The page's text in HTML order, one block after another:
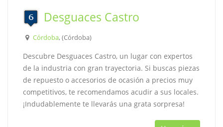
Desguaces Castro
Córdoba, (Córdoba)
Descubre Desguaces Castro, un lugar con expertos
de la industria con gran trayectoria. Si buscas piezas
de repuesto o accesorios de ocasión a precios muy
competitivos, te recomendamos acudir a sus locales.
¡Indudablemente te llevarás una grata sorpresa!